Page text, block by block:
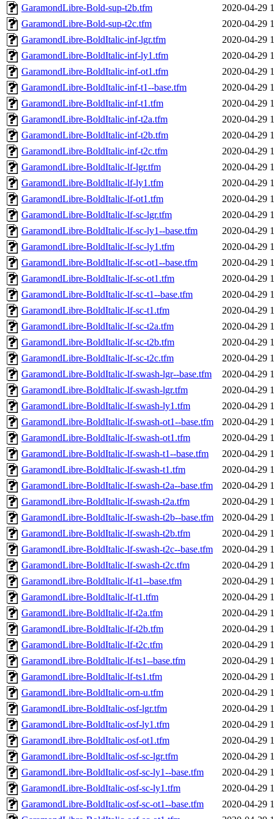
GaramondLibre-Bold-sup-t2b.tfm
2020-04-29
GaramondLibre-Bold-sup-t2c.tfm
2020-04-29
GaramondLibre-BoldItalic-inf-lgr.tfm
2020-04-29
GaramondLibre-BoldItalic-inf-ly1.tfm
2020-04-29
GaramondLibre-BoldItalic-inf-ot1.tfm
2020-04-29
GaramondLibre-BoldItalic-inf-t1--base.tfm
2020-04-29
GaramondLibre-BoldItalic-inf-t1.tfm
2020-04-29
GaramondLibre-BoldItalic-inf-t2a.tfm
2020-04-29
GaramondLibre-BoldItalic-inf-t2b.tfm
2020-04-29
GaramondLibre-BoldItalic-inf-t2c.tfm
2020-04-29
GaramondLibre-BoldItalic-lf-lgr.tfm
2020-04-29
GaramondLibre-BoldItalic-lf-ly1.tfm
2020-04-29
GaramondLibre-BoldItalic-lf-ot1.tfm
2020-04-29
GaramondLibre-BoldItalic-lf-sc-lgr.tfm
2020-04-29
GaramondLibre-BoldItalic-lf-sc-ly1--base.tfm
2020-04-29
GaramondLibre-BoldItalic-lf-sc-ly1.tfm
2020-04-29
GaramondLibre-BoldItalic-lf-sc-ot1--base.tfm
2020-04-29
GaramondLibre-BoldItalic-lf-sc-ot1.tfm
2020-04-29
GaramondLibre-BoldItalic-lf-sc-t1--base.tfm
2020-04-29
GaramondLibre-BoldItalic-lf-sc-t1.tfm
2020-04-29
GaramondLibre-BoldItalic-lf-sc-t2a.tfm
2020-04-29
GaramondLibre-BoldItalic-lf-sc-t2b.tfm
2020-04-29
GaramondLibre-BoldItalic-lf-sc-t2c.tfm
2020-04-29
GaramondLibre-BoldItalic-lf-swash-lgr--base.tfm
2020-04-29
GaramondLibre-BoldItalic-lf-swash-lgr.tfm
2020-04-29
GaramondLibre-BoldItalic-lf-swash-ly1.tfm
2020-04-29
GaramondLibre-BoldItalic-lf-swash-ot1--base.tfm
2020-04-29
GaramondLibre-BoldItalic-lf-swash-ot1.tfm
2020-04-29
GaramondLibre-BoldItalic-lf-swash-t1--base.tfm
2020-04-29
GaramondLibre-BoldItalic-lf-swash-t1.tfm
2020-04-29
GaramondLibre-BoldItalic-lf-swash-t2a--base.tfm
2020-04-29
GaramondLibre-BoldItalic-lf-swash-t2a.tfm
2020-04-29
GaramondLibre-BoldItalic-lf-swash-t2b--base.tfm
2020-04-29
GaramondLibre-BoldItalic-lf-swash-t2b.tfm
2020-04-29
GaramondLibre-BoldItalic-lf-swash-t2c--base.tfm
2020-04-29
GaramondLibre-BoldItalic-lf-swash-t2c.tfm
2020-04-29
GaramondLibre-BoldItalic-lf-t1--base.tfm
2020-04-29
GaramondLibre-BoldItalic-lf-t1.tfm
2020-04-29
GaramondLibre-BoldItalic-lf-t2a.tfm
2020-04-29
GaramondLibre-BoldItalic-lf-t2b.tfm
2020-04-29
GaramondLibre-BoldItalic-lf-t2c.tfm
2020-04-29
GaramondLibre-BoldItalic-lf-ts1--base.tfm
2020-04-29
GaramondLibre-BoldItalic-lf-ts1.tfm
2020-04-29
GaramondLibre-BoldItalic-orn-u.tfm
2020-04-29
GaramondLibre-BoldItalic-osf-lgr.tfm
2020-04-29
GaramondLibre-BoldItalic-osf-ly1.tfm
2020-04-29
GaramondLibre-BoldItalic-osf-ot1.tfm
2020-04-29
GaramondLibre-BoldItalic-osf-sc-lgr.tfm
2020-04-29
GaramondLibre-BoldItalic-osf-sc-ly1--base.tfm
2020-04-29
GaramondLibre-BoldItalic-osf-sc-ly1.tfm
2020-04-29
GaramondLibre-BoldItalic-osf-sc-ot1--base.tfm
2020-04-29